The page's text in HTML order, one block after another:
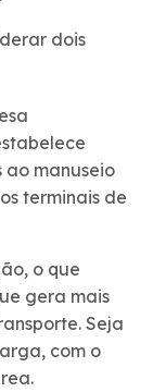
dois
ao manuseio
terminais de
o que
gera mais
Seja
com o